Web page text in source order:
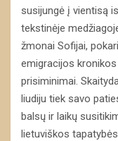
susijungė į vientisą
tekstinėje
žmonai Sofijai,
emigracijos
prisiminimai.
liudiju tiek savo
balsų ir laikų
lietuviškos